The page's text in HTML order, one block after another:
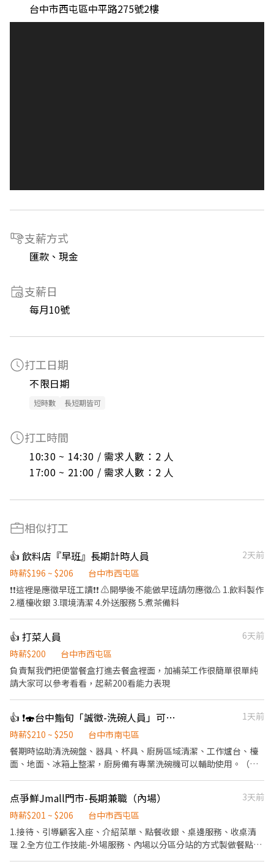
台中市西屯區中平路275號2樓
支薪方式
匯款、現金
支薪日
每月10號
打工日期
不限日期
短時數 長短期皆可
打工時間
10:30 ~ 14:30 / 需求人數：2 人
17:00 ~ 21:00 / 需求人數：2 人
相似打工
👍 飲料店『早班』長期計時人員
2天前
時薪$196 ~ $206
台中市西屯區
❗️❗️這裡是應徵早班工讀❗️❗️ ⚠️開學後不能做早班請勿應徵⚠️ 1.飲料製作
2.櫃檯收銀 3.環境清潔 4.外送服務 5.煮茶備料
👍 打菜人員
6天前
時薪$200
台中市西屯區
負責幫我們把便當餐盒打進去餐盒裡面，加補菜工作很簡單很單純
請大家可以參考看看，起薪200看能力表現
👍 ❗️🍣台中鮨旬「誠徵-洗碗人員」可長期配合者為優先考量。（週日、週一店休）
1天前
時薪$210 ~ $250
台中市南屯區
餐期時協助清洗碗盤、器具、杯具、廚房區域清潔、工作爐台、檯
面、地面、冰箱上整潔，廚房備有專業洗碗機可以輔助使用。（廚
点爭鮮Jmall門市-長期兼職（內場）
3天前
時薪$201 ~ $206
台中市西屯區
1.接待、引導顧客入座、介紹菜單、點餐收銀、桌邊服務、收桌清
理 2.全方位工作技能-外場服務、內場以分區分站的方式製做餐點、